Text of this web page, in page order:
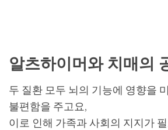
알츠하이머와 치매의
두 질환 모두 뇌의 기능에 영향을
불편함을 주고요,
이로 인해 가족과 사회의 지지가